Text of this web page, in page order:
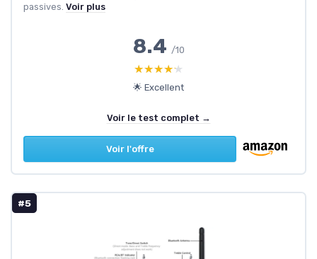
passives. Voir plus
8.4 /10
★★★★★
★★★★★
🌟 Excellent
Voir le test complet →
Voir l'offre
#5